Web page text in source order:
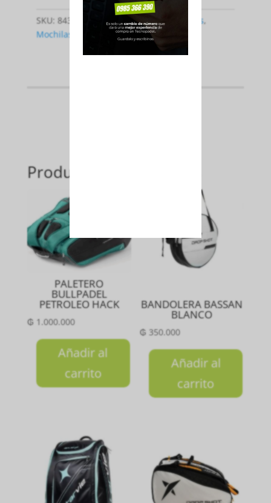
SKU: 8435739403143 Categorías: Bolsos,
Mochilas
Productos relacionados
PALETERO
BULLPADEL
PETROLEO HACK
₲1.000.000
Añadir al
carrito
BANDOLERA BASSAN
BLANCO
₲ 350.000
Añadir al
carrito